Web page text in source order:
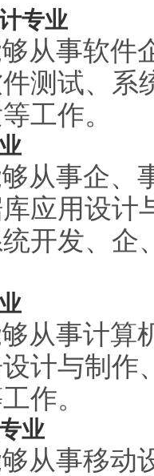
专业
事软件
测试、系
工作。
事企、
应用设计
开发、企
事计算
计与制作
作。
业
事移动